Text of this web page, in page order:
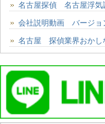
名古屋探偵 名古屋浮
会社説明動画 バージ
名古屋 探偵業界おか